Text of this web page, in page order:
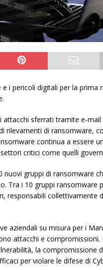
i pericoli digitali per la prima
sferrati tramite e-
rilevamenti di ransomware,
continua a essere
critici come quelli
gruppi di ransomware
Tra i 10 gruppi ransomware
collettivamente
aziendali su misura per i
attacchi e
la compromissione
per violare le difese di